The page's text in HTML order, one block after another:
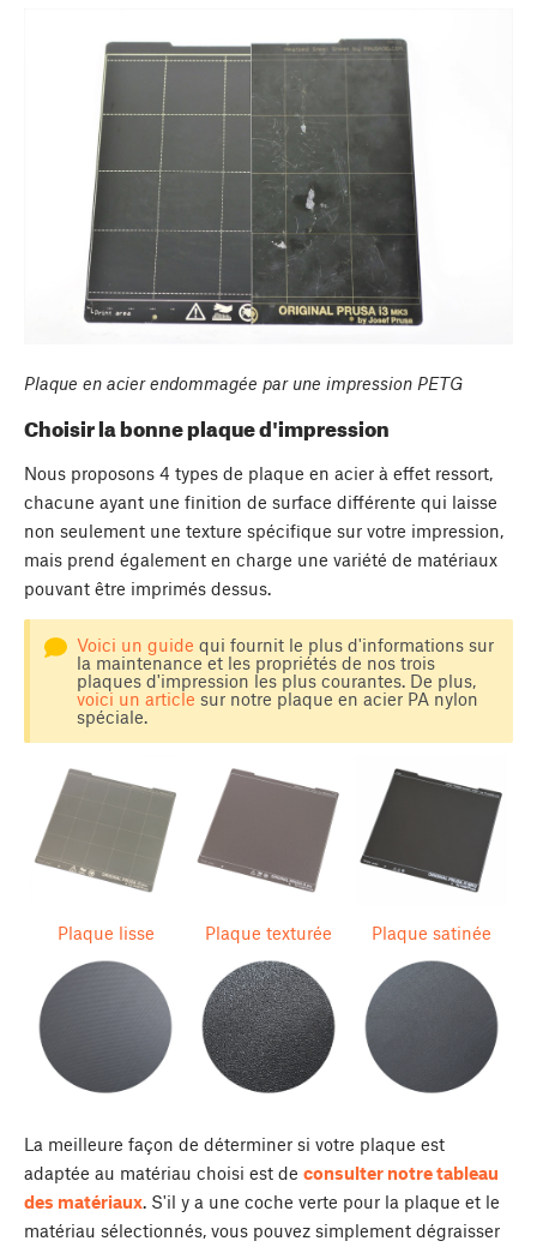
Plaque en acier endommagée par une impression PETG
Choisir la bonne plaque d'impression
Nous proposons 4 types de plaque en acier à effet ressort,
chacune ayant une finition de surface différente qui laisse
non seulement une texture spécifique sur votre impression,
mais prend également en charge une variété de matériaux
pouvant être imprimés dessus.
Voici un guide qui fournit le plus d'informations sur
la maintenance et les propriétés de nos trois
plaques d'impression les plus courantes. De plus,
voici un article sur notre plaque en acier PA nylon
spéciale.
Plaque lisse Plaque texturée Plaque satinée
La meilleure façon de déterminer si votre plaque est
adaptée au matériau choisi est de consulter notre tableau
des matériaux. S'il y a une coche verte pour la plaque et le
matériau sélectionnés, vous pouvez simplement dégraisser